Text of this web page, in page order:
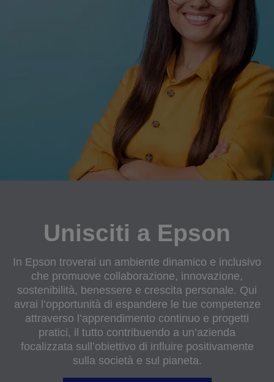
Unisciti a Epson
In Epson troverai un ambiente dinamico e inclusivo
che promuove collaborazione, innovazione,
sostenibilità, benessere e crescita personale. Qui
avrai l’opportunità di espandere le tue competenze
attraverso l’apprendimento continuo e progetti
pratici, il tutto contribuendo a un’azienda
focalizzata sull’obiettivo di influire positivamente
sulla società e sul pianeta.